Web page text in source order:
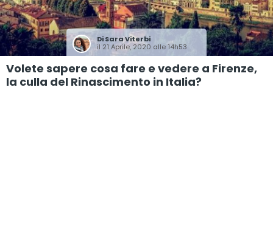
DiSara Viterbi
il 21 Aprile, 2020 alle 14h53
Volete sapere cosa fare e vedere a Firenze,
la culla del Rinascimento in Italia?